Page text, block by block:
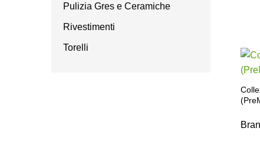
Pulizia Gres e Ceramiche
Rivestimenti
Torelli